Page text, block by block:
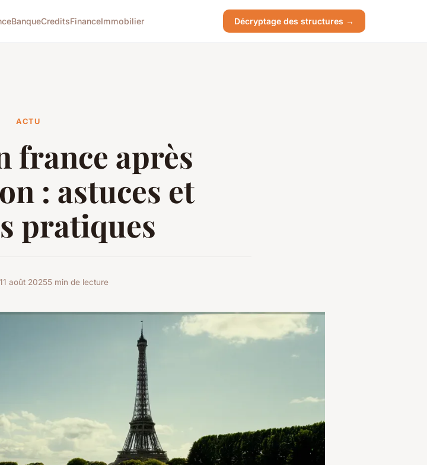
BanqueCreditsFinanceImmobilier Décryptage des structures →
ACTU
france après
: astuces et
pratiques
août 20255 min de lecture